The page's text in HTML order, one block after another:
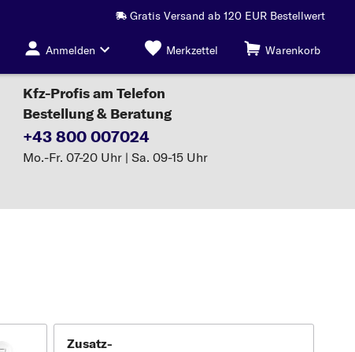
Gratis Versand ab 120 EUR Bestellwert
Anmelden Merkzettel Warenkorb
Kfz-Profis am Telefon
Bestellung & Beratung
+43 800 007024
Mo.-Fr. 07-20 Uhr | Sa. 09-15 Uhr
Zusatz-